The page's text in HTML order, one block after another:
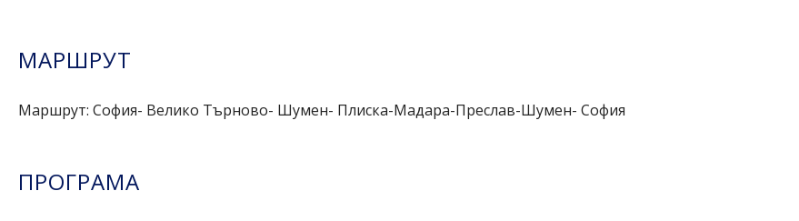
МАРШРУТ
Маршрут: София- Велико Търново- Шумен- Плиска-Мадара-Преслав-Шумен- София
ПРОГРАМА